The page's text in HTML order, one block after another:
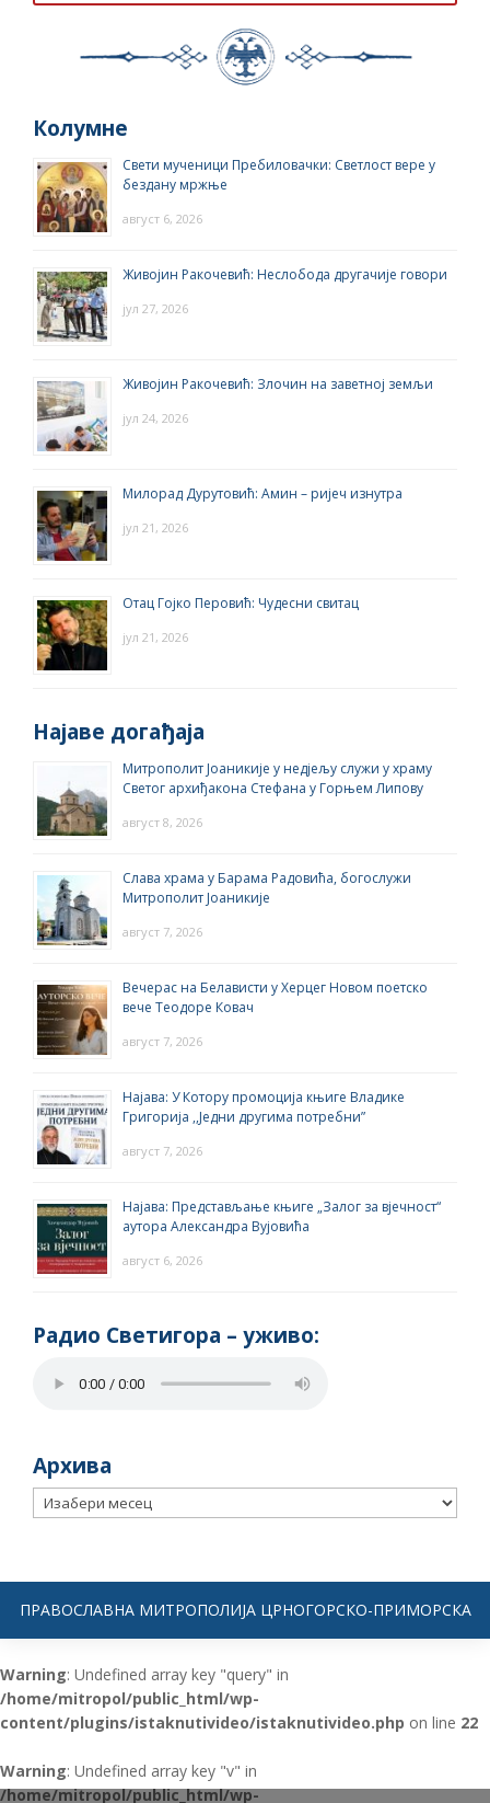
Колумне
Свети мученици Пребиловачки: Светлост вере у
бездану мржње
август 6, 2026
Живојин Ракочевић: Неслобода другачије говори
јул 27, 2026
Живојин Ракочевић: Злочин на заветној земљи
јул 24, 2026
Милорад Дурутовић: Амин – ријеч изнутра
јул 21, 2026
Отац Гојко Перовић: Чудесни свитац
јул 21, 2026
Најаве догађаја
Митрополит Јоаникије у недјељу служи у храму
Светог архиђакона Стефана у Горњем Липову
август 8, 2026
Слава храма у Барама Радовића, богослужи
Митрополит Јоаникије
август 7, 2026
Вечерас на Белависти у Херцег Новом поетско
вече Теодоре Ковач
август 7, 2026
Најава: У Котору промоција књиге Владике
Григорија ,,Једни другима потребни”
август 7, 2026
Најава: Представљање књиге „Залог за вјечност“
аутора Александра Вујовића
август 6, 2026
Радио Светигора – yживо:
Архива
Архива
ПРАВОСЛАВНА МИТРОПОЛИЈА ЦРНОГОРСКО-ПРИМОРСКА
Warning: Undefined array key "query" in
/home/mitropol/public_html/wp-
content/plugins/istaknutivideo/istaknutivideo.php on line 22
Warning: Undefined array key "v" in
/home/mitropol/public_html/wp-